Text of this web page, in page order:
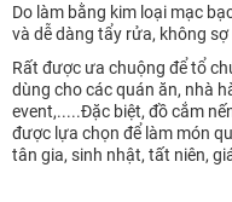
Do làm bằng kim loại mạc
và dễ dàng tẩy rửa, không
Rất được ưa chuộng để tổ
dùng cho các quán ăn, nhà
event,.....Đặc biệt, đồ cắm
được lựa chọn để làm món
tân gia, sinh nhật, tất niên,